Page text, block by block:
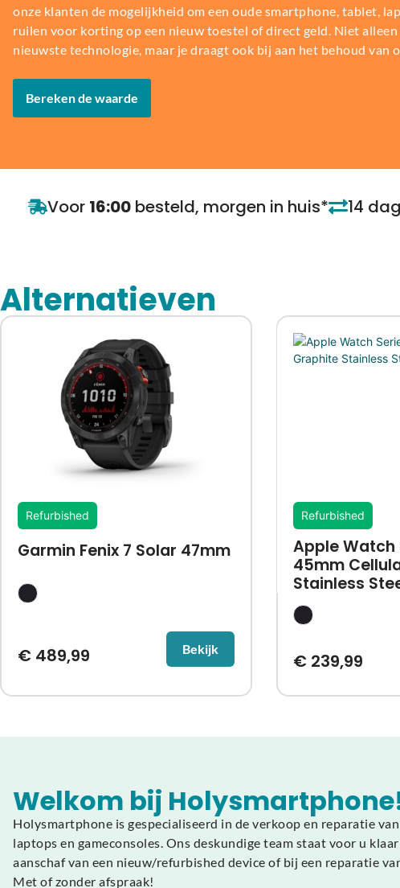
onze klanten de mogelijkheid om een oude smartphone, tablet,
ruilen voor korting op een nieuw toestel of direct geld. Niet
nieuwste technologie, maar je draagt ook bij aan het behoud van
Bereken de waarde
Voor 16:00 besteld, morgen in huis* 14
Alternatieven
Refurbished
Garmin Fenix 7 Solar 47mm
€489,99 Bekijk
Refurbished
Apple Watch
45mm
Stainless
€ 239,99
Welkom bij
Holysmartphone is gespecialiseerd in de verkoop en reparatie
laptops en gameconsoles. Ons deskundige team staat voor u
aanschaf van een nieuw/refurbished device of bij een reparatie
Met of zonder afspraak!